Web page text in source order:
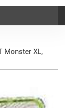
Monster XL,